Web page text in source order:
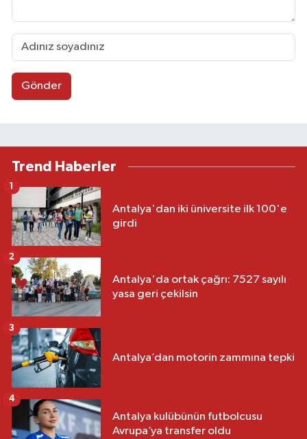
Gönder
Trend Haberler
Antalya'dan iki üniversite ilk 100'e
girdi
1
Antalya'da ortak çağrı: 7527 sayılı
yasa geri çekilsin
2
Antalya’dan motorin zammına tepki
3
Antalya kulübünün futbolcusu
Avrupa’ya transfer oldu
4